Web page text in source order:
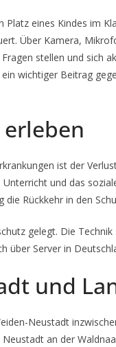
eines Kindes im
Über Kamera,
stellen und sich
wichtiger Beitrag
ist der
und das
Rückkehr in den
gelegt. Die
über Server in
und
Neustadt
an der